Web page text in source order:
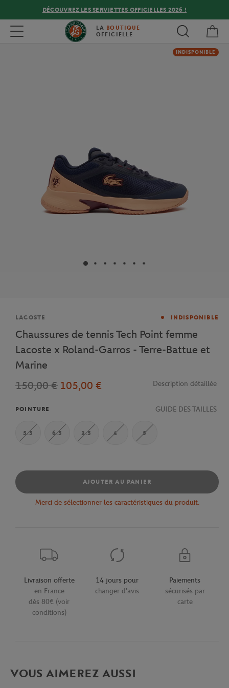
DÉCOUVREZ LES SERVIETTES OFFICIELLES 2026 !
Toggle navigation LA BOUTIQUE
OFFICIELLE
INDISPONIBLE
Marque
LACOSTE INDISPONIBLE
Chaussures de tennis Tech Point femme
Lacoste x Roland-Garros - Terre-Battue et
Marine
150,00 € 105,00 € Description détaillée
POINTURE GUIDE DES TAILLES
5.5 6.5 3.5 4 5
AJOUTER AU PANIER
Merci de sélectionner les caractéristiques du produit.
Livraison offerte
en France
dès 80€ (voir
conditions)
14 jours pour
changer d'avis
Paiements
sécurisés par
carte
VOUS AIMEREZ AUSSI